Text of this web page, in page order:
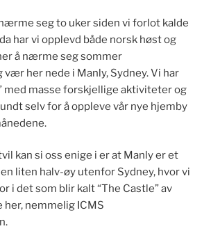
seg to uker siden vi forlot kalde
har vi opplevd både norsk høst og
å nærme seg sommer
her nede i Manly, Sydney. Vi har
med masse forskjellige aktiviteter og
selv for å oppleve vår nye hjemby
kan si oss enige i er at Manly er et
liten halv-øy utenfor Sydney, hvor vi
i det som blir kalt “The Castle” av
her, nemmelig ICMS